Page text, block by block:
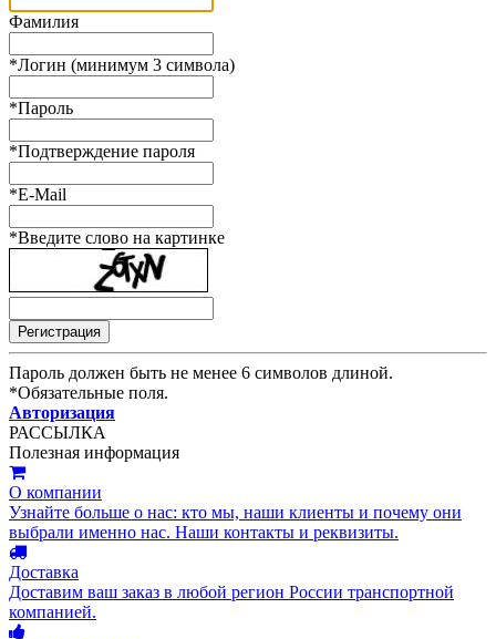
Фамилия
*Логин (минимум 3 символа)
*Пароль
*Подтверждение пароля
*E-Mail
*Введите слово на картинке
Пароль должен быть не менее 6 символов длиной.
*Обязательные поля.
Авторизация
РАССЫЛКА
Полезная информация
О компании
Узнайте больше о нас: кто мы, наши клиенты и почему они
выбрали именно нас. Наши контакты и реквизиты.
Доставка
Доставим ваш заказ в любой регион России транспортной
компанией.